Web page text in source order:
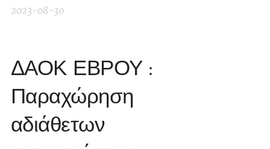
2023-08-30
ΔΑΟΚ ΕΒΡΟΥ :
Παραχώρηση
αδιάθετων